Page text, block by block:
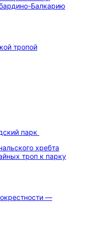
Балкарию
парк
хребта
троп к парку